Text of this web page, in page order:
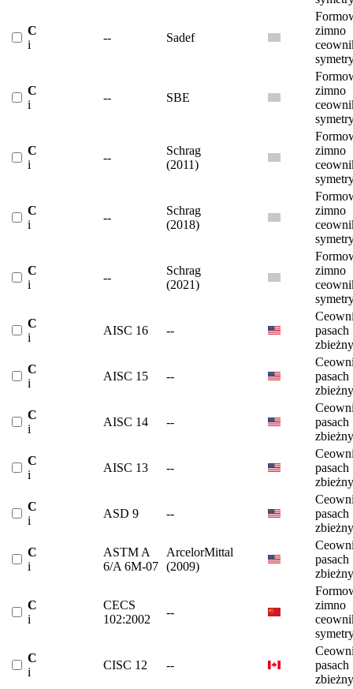
C
i
-- Sadef
zimno
C
i
-- SBE
zimno
C
i
--
Schrag
(2011)
zimno
C
i
--
Schrag
(2018)
zimno
C
i
--
Schrag
(2021)
zimno
C
i
AISC 16 --
pasach
C
i
AISC 15 --
pasach
C
i
AISC 14 --
pasach
C
i
AISC 13 --
pasach
C
i
ASD 9 --
pasach
C
i
ASTM A
6/A 6M-07
ArcelorMittal
(2009)
pasach
C
i
CECS
102:2002
--
zimno
C
i
CISC 12 --
pasach